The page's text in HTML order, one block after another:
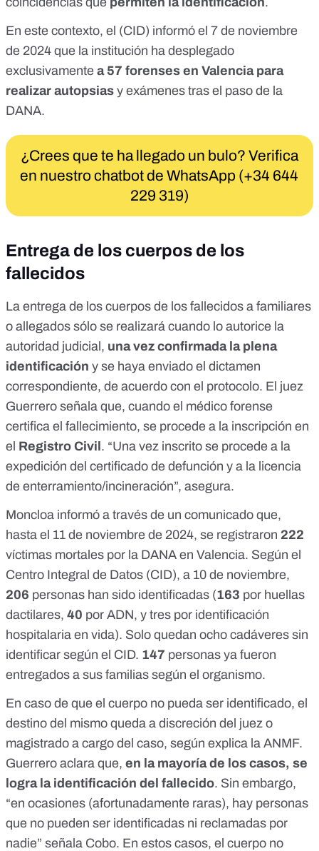
En este contexto, el (CID) informó el 7 de noviembre
de 2024 que la institución ha desplegado
exclusivamente a 57 forenses en Valencia para
realizar autopsias y exámenes tras el paso de la
DANA.
¿Crees que te ha llegado un bulo? Verifica
en nuestro chatbot de WhatsApp (+34 644
229 319)
Entrega de los cuerpos de los
fallecidos
La entrega de los cuerpos de los fallecidos a familiares
o allegados sólo se realizará cuando lo autorice la
autoridad judicial, una vez confirmada la plena
identificación y se haya enviado el dictamen
correspondiente, de acuerdo con el protocolo. El juez
Guerrero señala que, cuando el médico forense
certifica el fallecimiento, se procede a la inscripción en
el Registro Civil . “Una vez inscrito se procede a la
expedición del certificado de defunción y a la licencia
de enterramiento/incineración”, asegura.
Moncloa informó a través de un comunicado que,
hasta el 11 de noviembre de 2024, se registraron 222
víctimas mortales por la DANA en Valencia. Según el
Centro Integral de Datos (CID), a 10 de noviembre,
206 personas han sido identificadas (163 por huellas
dactilares, 40 por ADN, y tres por identificación
hospitalaria en vida). Solo quedan ocho cadáveres sin
identificar según el CID. 147 personas ya fueron
entregados a sus familias según el organismo.
En caso de que el cuerpo no pueda ser identificado, el
destino del mismo queda a discreción del juez o
magistrado a cargo del caso, según explica la ANMF.
Guerrero aclara que, en la mayoría de los casos, se
logra la identificación del fallecido. Sin embargo,
“en ocasiones (afortunadamente raras), hay personas
que no pueden ser identificadas ni reclamadas por
nadie” señala Cobo. En estos casos, el cuerpo no